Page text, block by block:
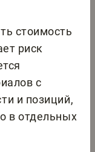
стоимость
риск
с
и позиций,
в отдельных